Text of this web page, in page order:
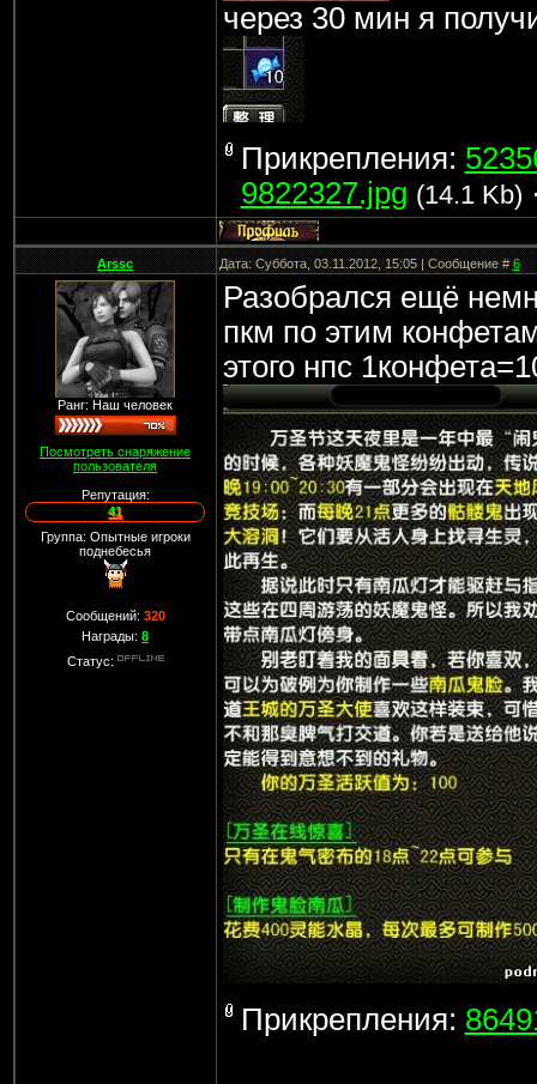
через 30 мин я
Прикрепления:
9822327.jpg (14.1 Kb)
Arssc Дата: Суббота, 03.11.2012, 15:05 | Сообщение #6
Ранг: Наш человек
Посмотреть снаряжение
пользователя
Репутация:
41
Группа: Опытные игроки
поднебесья
Сообщений: 320
Награды: 8
Статус:
Разобрался ещё
пкм по этим
этого нпс
Прикрепления: